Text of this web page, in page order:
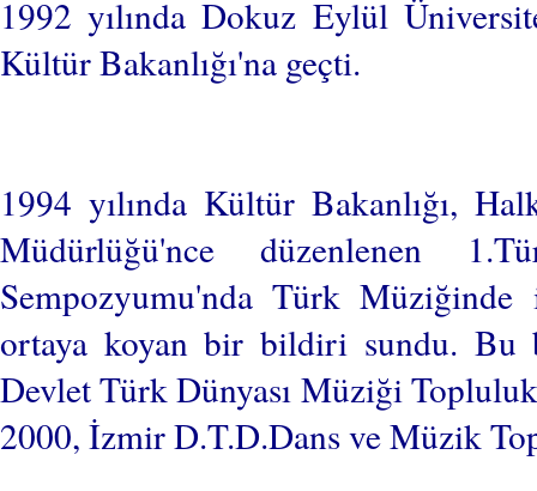
1992 yılında Dokuz Eylül
Kültür Bakanlığı'na geçti.
1994 yılında Kültür Bakanlığı,
Müdürlüğü'nce düzenlenen
Sempozyumu'nda Türk
ortaya koyan bir bildiri sundu. Bu
Devlet Türk Dünyası Müziği
2000, İzmir D.T.D.Dans ve Müzik